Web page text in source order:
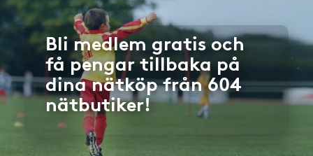
Bli medlem gratis och
få pengar tillbaka på
dina nätköp från 604
nätbutiker!